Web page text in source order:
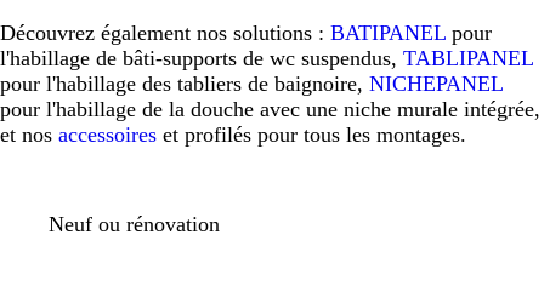
Découvrez également nos solutions : BATIPANEL pour
l'habillage de bâti-supports de wc suspendus, TABLIPANEL
pour l'habillage des tabliers de baignoire, NICHEPANEL
pour l'habillage de la douche avec une niche murale intégrée,
et nos accessoires et profilés pour tous les montages.
Neuf ou rénovation